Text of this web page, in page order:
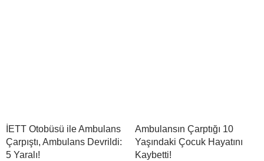
İETT Otobüsü ile Ambulans
Çarpıştı, Ambulans Devrildi:
5 Yaralı!
Ambulansın Çarptığı 10
Yaşındaki Çocuk Hayatını
Kaybetti!